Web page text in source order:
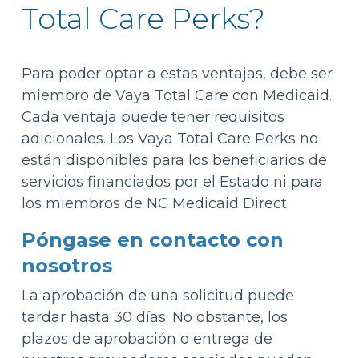
Total Care Perks?
Para poder optar a estas ventajas, debe ser
miembro de Vaya Total Care con Medicaid.
Cada ventaja puede tener requisitos
adicionales. Los Vaya Total Care Perks no
están disponibles para los beneficiarios de
servicios financiados por el Estado ni para
los miembros de NC Medicaid Direct.
Póngase en contacto con
nosotros
La aprobación de una solicitud puede
tardar hasta 30 días. No obstante, los
plazos de aprobación o entrega de